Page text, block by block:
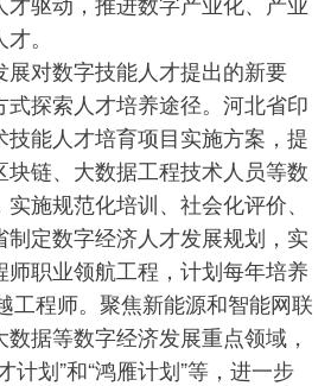
。
对数字技能人才提出的新要
探索人才培养途径。河北省印
能人才培育项目实施方案，提
链、大数据工程技术人员等数
施规范化培训、社会化评价、
定数字经济人才发展规划，实
职业领航工程，计划每年培养
工程师。聚焦新能源和智能网联
据等数字经济发展重点领域，
计划”和“鸿雁计划”等，进一步